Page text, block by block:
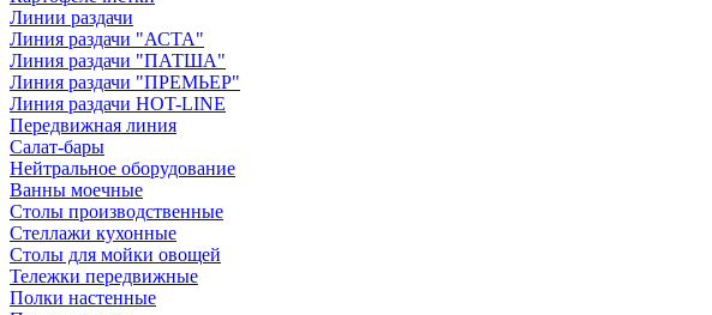
Линии раздачи
Линия раздачи "АСТА"
Линия раздачи "ПАТША"
Линия раздачи "ПРЕМЬЕР"
Линия раздачи HOT-LINE
Передвижная линия
Салат-бары
Нейтральное оборудование
Ванны моечные
Столы производственные
Стеллажи кухонные
Столы для мойки овощей
Тележки передвижные
Полки настенные